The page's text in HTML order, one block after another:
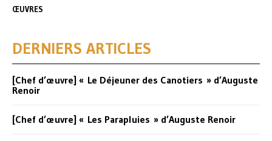
ŒUVRES
DERNIERS ARTICLES
[Chef d’œuvre] « Le Déjeuner des Canotiers » d’Auguste
Renoir
[Chef d’œuvre] « Les Parapluies » d’Auguste Renoir